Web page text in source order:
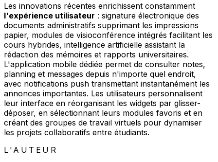
Les innovations récentes enrichissent constamment
l'expérience utilisateur : signature électronique des
documents administratifs supprimant les impressions
papier, modules de visioconférence intégrés facilitant les
cours hybrides, intelligence artificielle assistant la
rédaction des mémoires et rapports universitaires.
L'application mobile dédiée permet de consulter notes,
planning et messages depuis n'importe quel endroit,
avec notifications push transmettant instantanément les
annonces importantes. Les utilisateurs personnalisent
leur interface en réorganisant les widgets par glisser-
déposer, en sélectionnant leurs modules favoris et en
créant des groupes de travail virtuels pour dynamiser
les projets collaboratifs entre étudiants.
L'AUTEUR